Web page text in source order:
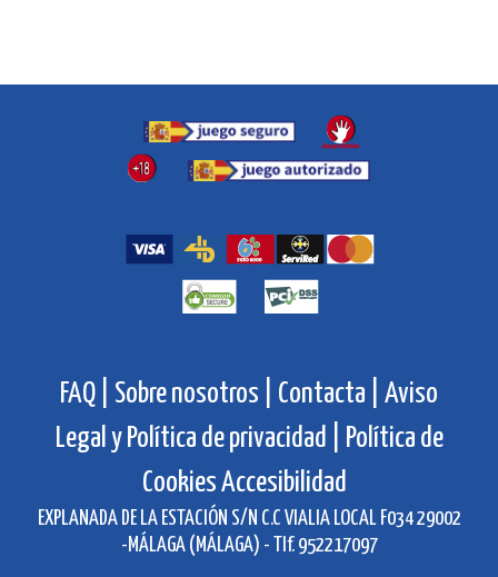
FAQ | Sobre nosotros | Contacta |
Aviso
Legal y Política de privacidad |
Política de
CookiesAccesibilidad
EXPLANADA DE LA ESTACIÓN S/N C.C VIALIA LOCAL F034 29002
-MÁLAGA (MÁLAGA) - Tlf. 952217097